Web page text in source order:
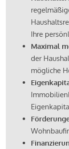
Ihre
Maximal
der
mögliche